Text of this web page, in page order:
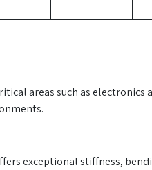
areas such as
exceptional stiffness,